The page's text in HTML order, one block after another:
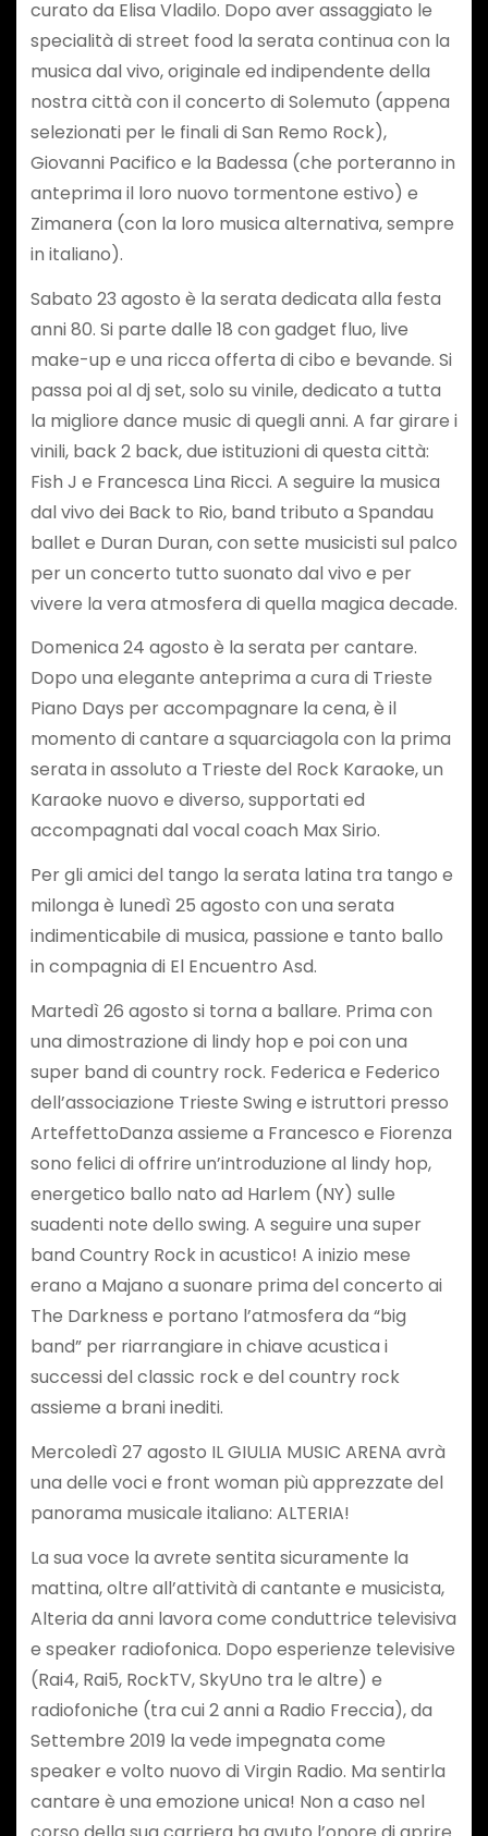
curato da Elisa Vladilo. Dopo aver assaggiato le
specialità di street food la serata continua con la
musica dal vivo, originale ed indipendente della
nostra città con il concerto di Solemuto (appena
selezionati per le finali di San Remo Rock),
Giovanni Pacifico e la Badessa (che porteranno in
anteprima il loro nuovo tormentone estivo) e
Zimanera (con la loro musica alternativa, sempre
in italiano).
Sabato 23 agosto è la serata dedicata alla festa
anni 80. Si parte dalle 18 con gadget fluo, live
make-up e una ricca offerta di cibo e bevande. Si
passa poi al dj set, solo su vinile, dedicato a tutta
la migliore dance music di quegli anni. A far girare i
vinili, back 2 back, due istituzioni di questa città:
Fish J e Francesca Lina Ricci. A seguire la musica
dal vivo dei Back to Rio, band tributo a Spandau
ballet e Duran Duran, con sette musicisti sul palco
per un concerto tutto suonato dal vivo e per
vivere la vera atmosfera di quella magica decade.
Domenica 24 agosto è la serata per cantare.
Dopo una elegante anteprima a cura di Trieste
Piano Days per accompagnare la cena, è il
momento di cantare a squarciagola con la prima
serata in assoluto a Trieste del Rock Karaoke, un
Karaoke nuovo e diverso, supportati ed
accompagnati dal vocal coach Max Sirio.
Per gli amici del tango la serata latina tra tango e
milonga è lunedì 25 agosto con una serata
indimenticabile di musica, passione e tanto ballo
in compagnia di El Encuentro Asd.
Martedì 26 agosto si torna a ballare. Prima con
una dimostrazione di lindy hop e poi con una
super band di country rock. Federica e Federico
dell’associazione Trieste Swing e istruttori presso
ArteffettoDanza assieme a Francesco e Fiorenza
sono felici di offrire un’introduzione al lindy hop,
energetico ballo nato ad Harlem (NY) sulle
suadenti note dello swing. A seguire una super
band Country Rock in acustico! A inizio mese
erano a Majano a suonare prima del concerto ai
The Darkness e portano l’atmosfera da “big
band” per riarrangiare in chiave acustica i
successi del classic rock e del country rock
assieme a brani inediti.
Mercoledì 27 agosto IL GIULIA MUSIC ARENA avrà
una delle voci e front woman più apprezzate del
panorama musicale italiano: ALTERIA!
La sua voce la avrete sentita sicuramente la
mattina, oltre all’attività di cantante e musicista,
Alteria da anni lavora come conduttrice televisiva
e speaker radiofonica. Dopo esperienze televisive
(Rai4, Rai5, RockTV, SkyUno tra le altre) e
radiofoniche (tra cui 2 anni a Radio Freccia), da
Settembre 2019 la vede impegnata come
speaker e volto nuovo di Virgin Radio. Ma sentirla
cantare è una emozione unica! Non a caso nel